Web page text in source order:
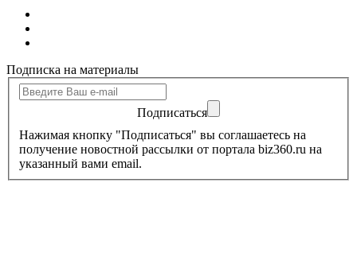
Подписка на материалы
Подписаться
Нажимая кнопку "Подписаться" вы соглашаетесь на
получение новостной рассылки от портала biz360.ru на
указанный вами email.